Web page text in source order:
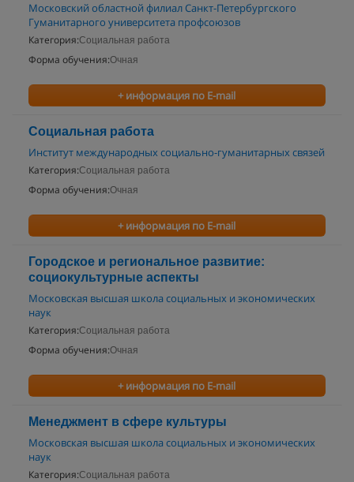
Московский областной филиал Санкт-Петербургского
Гуманитарного университета профсоюзов
Категория:Социальная работа
Форма обучения:Очная
+ информация по E-mail
Социальная работа
Институт международных социально-гуманитарных связей
Категория:Социальная работа
Форма обучения:Очная
+ информация по E-mail
Городское и региональное развитие:
социокультурные аспекты
Московская высшая школа социальных и экономических
наук
Категория:Социальная работа
Форма обучения:Очная
+ информация по E-mail
Менеджмент в сфере культуры
Московская высшая школа социальных и экономических
наук
Категория:Социальная работа